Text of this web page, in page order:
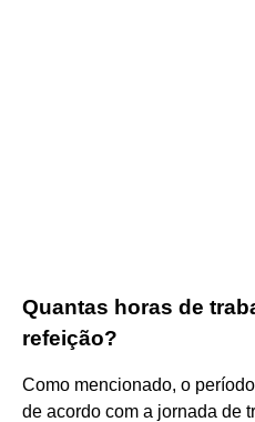
Quantas horas de
refeição?
Como mencionado, o
de acordo com a jornada de